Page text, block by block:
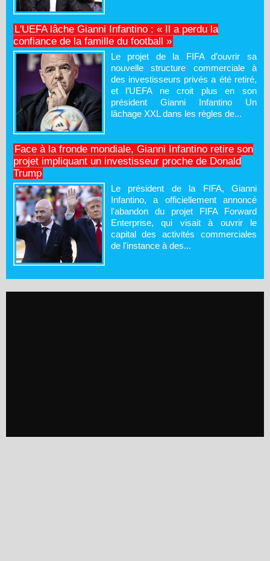
L'UEFA lâche Gianni Infantino : « Il a perdu la
confiance de la famille du football »
Le projet de la FIFA d’ouvrir sa
nouvelle structure commerciale à
des investisseurs privés a été retiré,
et l’UEFA ne croit plus en son
président Gianni Infantino Un
lâchage XXL dans les règles de...
Face à la fronde mondiale, Gianni Infantino retire son
projet impliquant un investisseur proche de Donald
Trump
Le président de la FIFA, Gianni
Infantino, a officiellement annoncé
l'abandon du projet FIFA Forward
Enterprise, qui visait à ouvrir le
capital des activités commerciales
de l'instance à des...